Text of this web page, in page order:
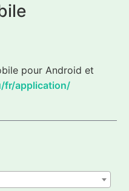
pour Android et
fr/application/